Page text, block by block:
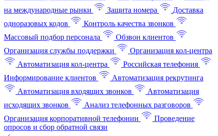
на международные рынки
Защита номера
Доставка
одноразовых кодов
Контроль качества звонков
Массовый подбор персонала
Обзвон клиентов
Организация службы поддержки
Организация кол-центра
Автоматизация кол-центра
Российская телефония
Информирование клиентов
Автоматизация рекрутинга
Автоматизация входящих звонков
Автоматизация
исходящих звонков
Анализ телефонных разговоров
Организация корпоративной телефонии
Проведение
опросов и сбор обратной связи